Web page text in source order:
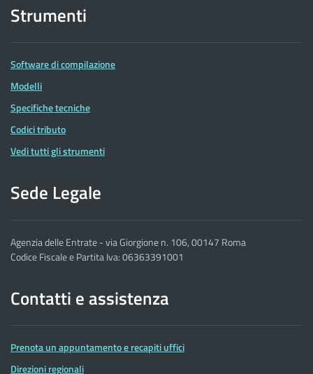
Strumenti
Software di compilazione
Modelli
Specifiche tecniche
Codici tributo
Vedi tutti gli strumenti
Sede Legale
Agenzia delle Entrate - via Giorgione n. 106, 00147 Roma
Codice Fiscale e Partita Iva: 06363391001
Contatti e assistenza
Prenota un appuntamento e recapiti uffici
Direzioni regionali